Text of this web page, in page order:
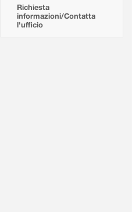
Richiesta
informazioni/Contatta
l'ufficio